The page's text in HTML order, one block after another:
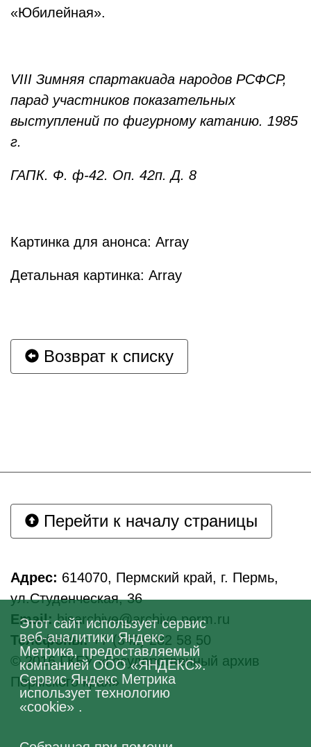
«Юбилейная».
VIII Зимняя спартакиада народов РСФСР,
парад участников показательных
выступлений по фигурному катанию. 1985
г.
ГАПК. Ф. ф-42. Оп. 42п. Д. 8
Картинка для анонса: Array
Детальная картинка: Array
Возврат к списку
Перейти к началу страницы
Адрес: 614070, Пермский край, г. Пермь,
ул.Студенческая, 36
Email:hisarchive@archive.perm.ru
Телефоны:+7 (342) 282 58 50
© 2016 ГКБУ «Государственный архив
Пермского края»
Этот сайт использует сервис
веб-аналитики Яндекс
Метрика, предоставляемый
компанией ООО «ЯНДЕКС».
Сервис Яндекс Метрика
использует технологию
«cookie» .